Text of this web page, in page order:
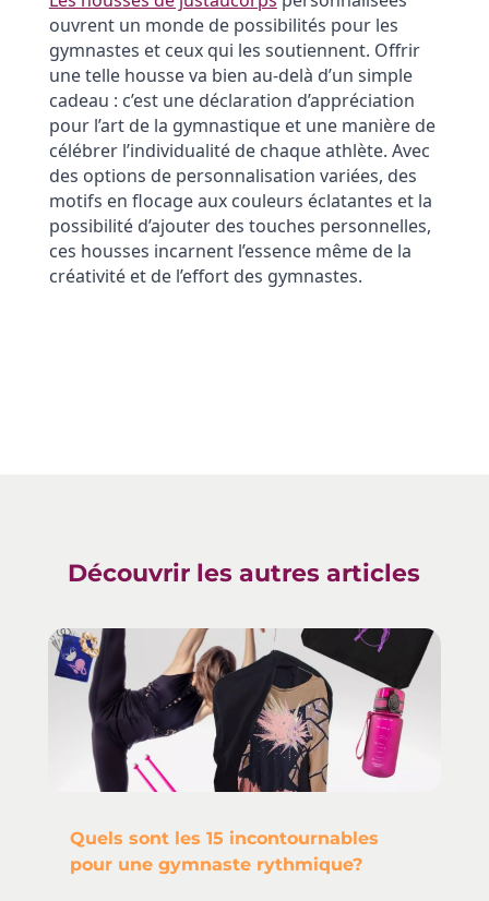
ouvrent un monde de possibilités pour les
gymnastes et ceux qui les soutiennent. Offrir
une telle housse va bien au-delà d’un simple
cadeau : c’est une déclaration d’appréciation
pour l’art de la gymnastique et une manière de
célébrer l’individualité de chaque athlète. Avec
des options de personnalisation variées, des
motifs en flocage aux couleurs éclatantes et la
possibilité d’ajouter des touches personnelles,
ces housses incarnent l’essence même de la
créativité et de l’effort des gymnastes.
Découvrir les autres articles
Quels sont les 15 incontournables
pour une gymnaste rythmique?